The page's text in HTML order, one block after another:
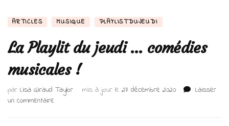
ARTICLES MUSIQUE PLAYLISTDUJEUDI
La Playlit du jeudi … comédies
musicales !
par Lisa Giraud Taylor mis à jour le 27 décembre 2020
Laisser
un commentaire